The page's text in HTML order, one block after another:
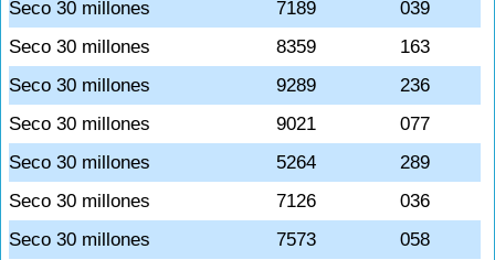
Seco 30 millones
7189
039
Seco 30 millones
8359
163
Seco 30 millones
9289
236
Seco 30 millones
9021
077
Seco 30 millones
5264
289
Seco 30 millones
7126
036
Seco 30 millones
7573 058